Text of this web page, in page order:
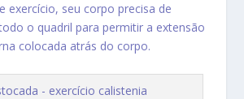
exercício, seu corpo precisa de
o quadril para permitir a extensão
colocada atrás do corpo.